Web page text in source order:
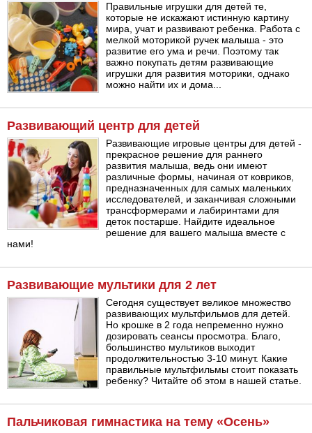
Правильные игрушки для детей те,
которые не искажают истинную картину
мира, учат и развивают ребенка. Работа с
мелкой моторикой ручек малыша - это
развитие его ума и речи. Поэтому так
важно покупать детям развивающие
игрушки для развития моторики, однако
можно найти их и дома...
Развивающий центр для детей
Развивающие игровые центры для детей -
прекрасное решение для раннего
развития малыша, ведь они имеют
различные формы, начиная от ковриков,
предназначенных для самых маленьких
исследователей, и заканчивая сложными
трансформерами и лабиринтами для
деток постарше. Найдите идеальное
решение для вашего малыша вместе с
нами!
Развивающие мультики для 2 лет
Сегодня существует великое множество
развивающих мультфильмов для детей.
Но крошке в 2 года непременно нужно
дозировать сеансы просмотра. Благо,
большинство мультиков выходит
продолжительностью 3-10 минут. Какие
правильные мультфильмы стоит показать
ребенку? Читайте об этом в нашей статье.
Пальчиковая гимнастика на тему «Осень»